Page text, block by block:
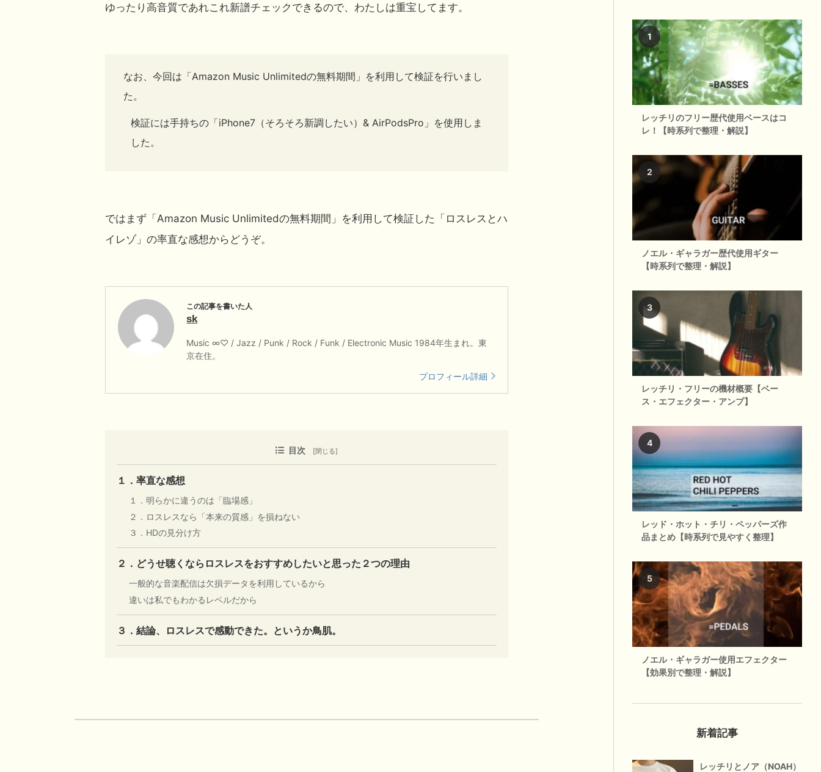
ゆったり高音質であれこれ新譜チェックできるので、わたしは重宝してます。
なお、今回は「Amazon Music Unlimitedの無料期間」を利用して検証を行いまし
た。
検証には手持ちの「iPhone7（そろそろ新調したい）& AirPodsPro」を使用しま
した。
ではまず「Amazon Music Unlimitedの無料期間」を利用して検証した 「ロスレスとハ
イレゾ」の率直な感想からどうぞ。
sk
Music ∞♡ / Jazz / Punk / Rock / Funk / Electronic Music 1984年生まれ。東
京在住。
プロフィール詳細
目次
１．率直な感想
１．明らかに違うのは「臨場感」
２．ロスレスなら「本来の質感」を損ねない
３．HDの見分け方
２．どうせ聴くならロスレスをおすすめしたいと思った２つの理由
一般的な音楽配信は欠損データを利用しているから
違いは私でもわかるレベルだから
３．結論、ロスレスで感動できた。というか鳥肌。
レッチリのフリー歴代使用ベースはコ
レ！【時系列で整理・解説】
ノエル・ギャラガー歴代使用ギター
【時系列で整理・解説】
レッチリ・フリーの機材概要【ベー
ス・エフェクター・アンプ】
レッド・ホット・チリ・ペッパーズ作
品まとめ【時系列で見やすく整理】
ノエル・ギャラガー使用エフェクター
【効果別で整理・解説】
新着記事
レッチリとノア（NOAH）